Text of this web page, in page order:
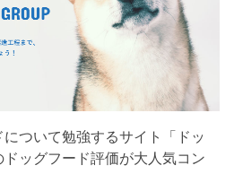
ついて勉強するサイト「ドッ
ッグフード評価が大人気コン